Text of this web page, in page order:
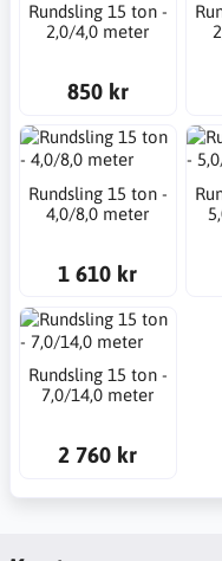
Rundsling 15 ton -
2,0/4,0 meter
850 kr
Rundsling 15 ton -
4,0/8,0 meter
1 610 kr
Rundsling 15 ton -
7,0/14,0 meter
2 760 kr